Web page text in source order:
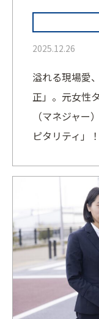
2025.12.26
溢れる現場愛
正」。元女性
（マネジャ
ピタリティ」！